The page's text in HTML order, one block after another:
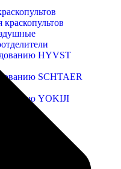
HYVST
SCHTAER
YOKIJI